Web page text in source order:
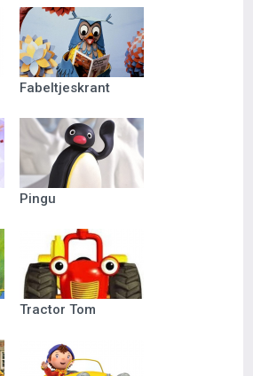
Fabeltjeskrant
Pingu
Tractor Tom